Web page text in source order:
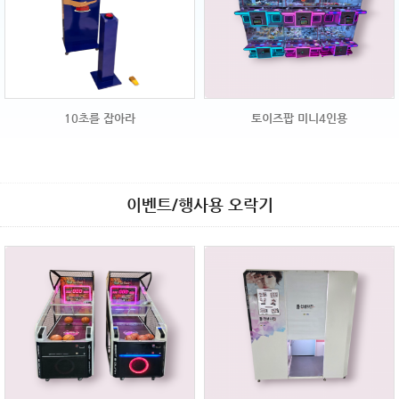
10초를 잡아라 토이즈팝 미니4인용
이벤트/행사용 오락기